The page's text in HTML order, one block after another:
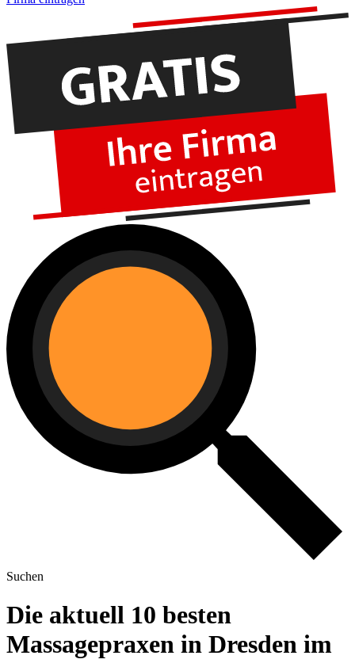
Suchen
Die aktuell 10 besten
Massagepraxen in Dresden im